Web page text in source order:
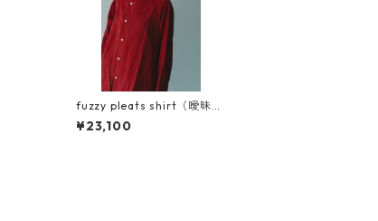
fuzzy pleats shirt（曖昧な
シャツ）キュプラコットン
使用
¥23,100